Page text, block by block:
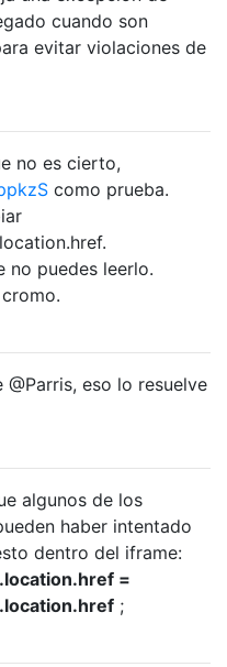
cuando son
evitar violaciones de
no es cierto,
como prueba.
no puedes leerlo.
@Parris, eso lo resuelve
algunos de los
haber intentado
dentro del iframe:
=
;